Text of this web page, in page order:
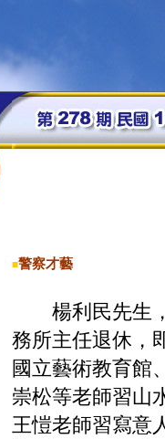
■警察才藝
楊利民先生，
務所主任退休，
國立藝術教育館
崇松等老師習山
王愷老師習寫意